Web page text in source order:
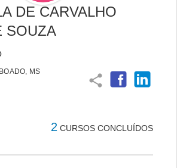
DE CARVALHO
SOUZA
MS
share
2 CURSOS CONCLUÍDOS